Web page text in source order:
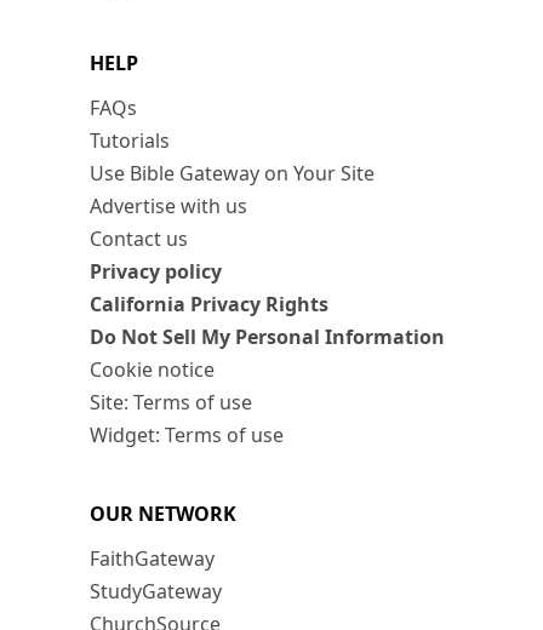
HELP
FAQs
Tutorials
Use Bible Gateway on Your Site
Advertise with us
Contact us
Privacy policy
California Privacy Rights
Do Not Sell My Personal Information
Cookie notice
Site: Terms of use
Widget: Terms of use
OUR NETWORK
FaithGateway
StudyGateway
ChurchSource